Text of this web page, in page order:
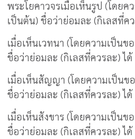
พระโยคาวจรเมื่อเห็นรูป (โดยค
เป็นต้น) ชื่อว่าย่อมละ (กิเลสที่ค
เมื่อเห็นเวทนา (โดยความเป็นข
ชื่อว่าย่อมละ (กิเลสที่ควรละ) ได้
เมื่อเห็นสัญญา (โดยความเป็นข
ชื่อว่าย่อมละ (กิเลสที่ควรละ) ได้
เมื่อเห็นสังขาร (โดยความเป็นข
ชื่อว่าย่อมละ (กิเลสที่ควรละ) ได้